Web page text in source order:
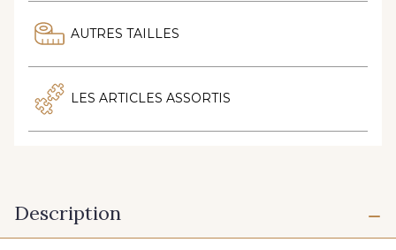
AUTRES TAILLES
LES ARTICLES ASSORTIS
Description